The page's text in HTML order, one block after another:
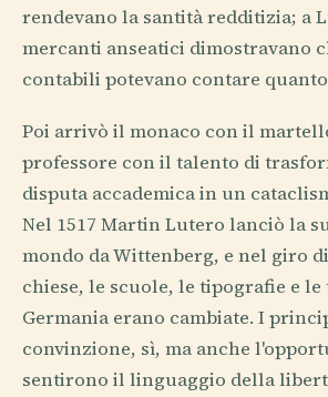
rendevano la santità redditizia; a
mercanti anseatici dimostravano
contabili potevano contare
Poi arrivò il monaco con il
professore con il talento di
disputa accademica in un
Nel 1517 Martin Lutero lanciò la
mondo da Wittenberg, e nel giro
chiese, le scuole, le tipografie e
Germania erano cambiate. I
convinzione, sì, ma anche
sentirono il linguaggio della